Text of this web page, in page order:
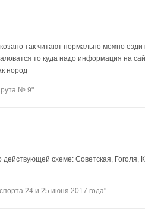
так читают нормально можно
то куда надо информация на
нород
№ 9"
схеме: Советская, Гоголя,
24 и 25 июня 2017 года"